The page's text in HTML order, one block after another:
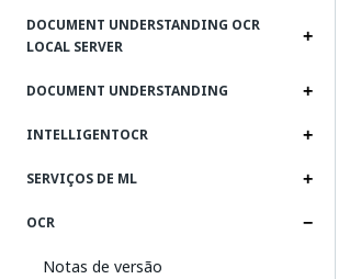
DOCUMENT UNDERSTANDING OCR
LOCAL SERVER
DOCUMENT UNDERSTANDING
INTELLIGENTOCR
SERVIÇOS DE ML
OCR
Notas de versão